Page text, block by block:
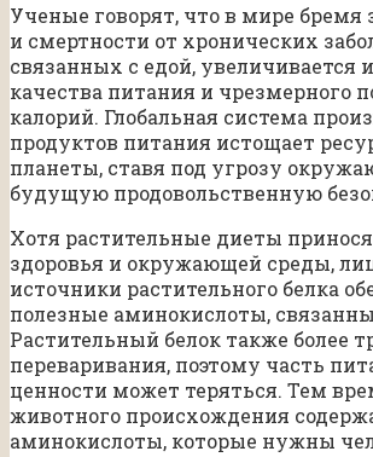
Ученые говорят, что в мире бремя
и смертности от хронических
связанных с едой, увеличивается
качества питания и чрезмерного
калорий. Глобальная система
продуктов питания истощает
планеты, ставя под угрозу
будущую продовольственную
Хотя растительные диеты
здоровья и окружающей среды,
источники растительного белка
полезные аминокислоты,
Растительный белок также более
переваривания, поэтому часть
ценности может теряться. Тем
животного происхождения
аминокислоты, которые нужны